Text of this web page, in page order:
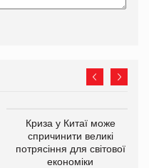
Криза у Китаї може
спричинити великі
потрясіння для світової
економіки